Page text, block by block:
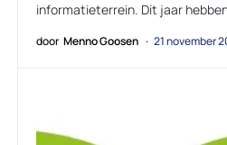
informatieterrein. Dit jaar
door Menno Goosen 21 november